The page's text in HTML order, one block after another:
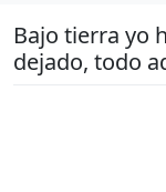
Bajo tierra yo
dejado, todo